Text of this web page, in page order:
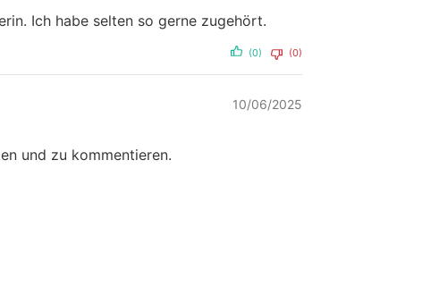
Ich habe selten so gerne zugehört.
(0) (0)
10/06/2025
und zu kommentieren.